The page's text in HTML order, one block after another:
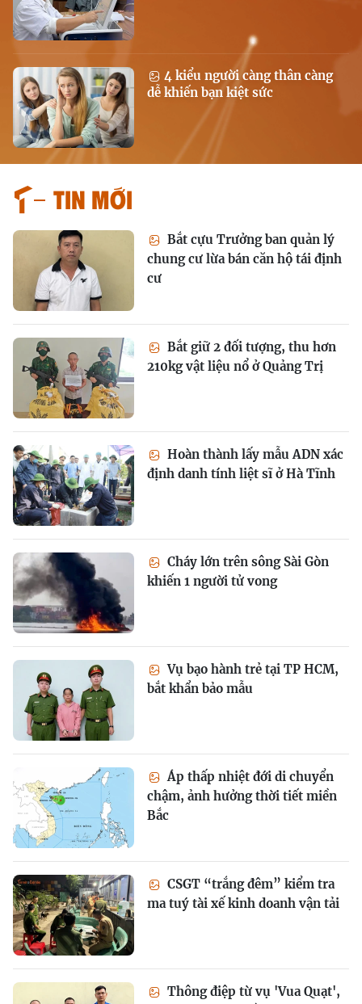
4 kiểu người càng thân càng
dễ khiến bạn kiệt sức
Tin mới
Bắt cựu Trưởng ban quản lý
chung cư lừa bán căn hộ tái định
cư
Bắt giữ 2 đối tượng, thu hơn
210kg vật liệu nổ ở Quảng Trị
Hoàn thành lấy mẫu ADN xác
định danh tính liệt sĩ ở Hà Tĩnh
Cháy lớn trên sông Sài Gòn
khiến 1 người tử vong
Vụ bạo hành trẻ tại TP HCM,
bắt khẩn bảo mẫu
Áp thấp nhiệt đới di chuyển
chậm, ảnh hưởng thời tiết miền
Bắc
CSGT “trắng đêm” kiểm tra
ma tuý tài xế kinh doanh vận tải
Thông điệp từ vụ 'Vua Quạt',